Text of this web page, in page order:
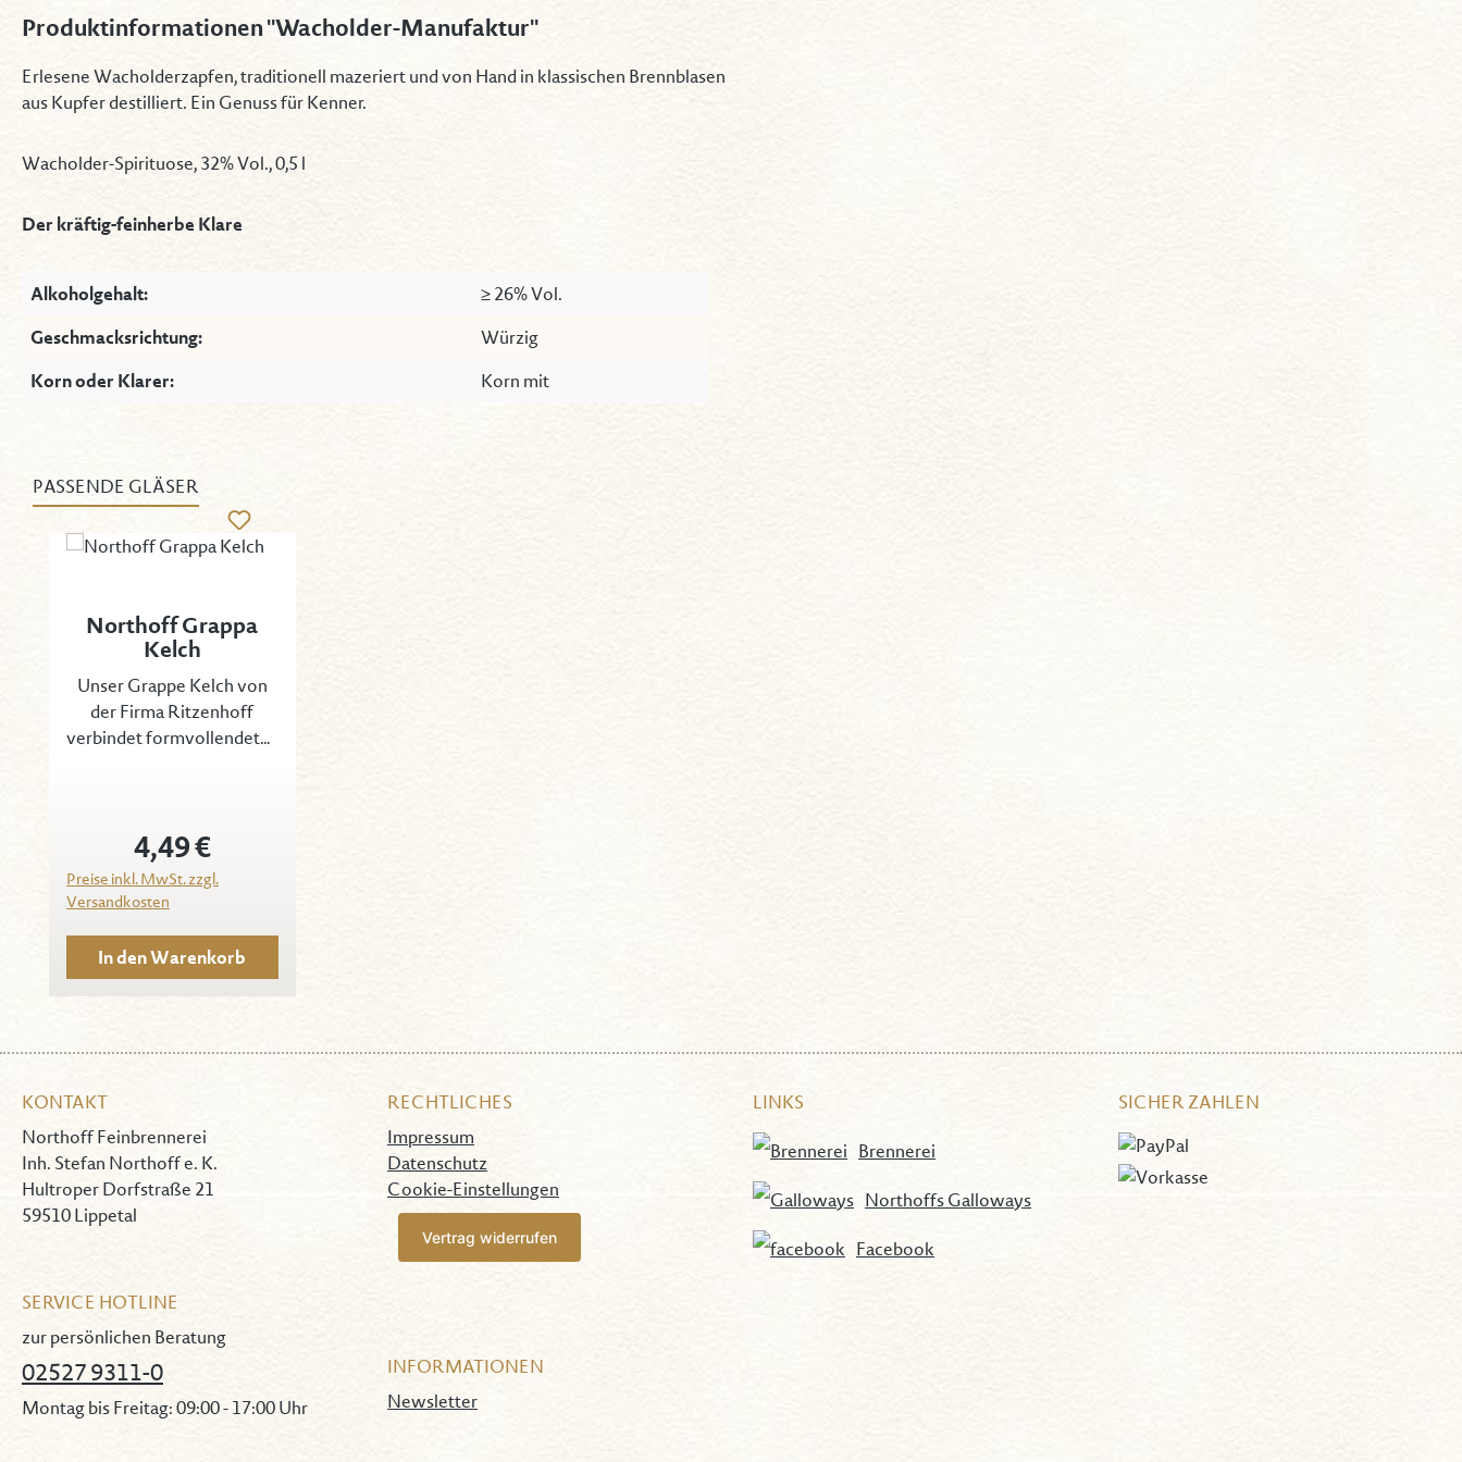
Produktinformationen "Wacholder-Manufaktur"
Erlesene Wacholderzapfen, traditionell mazeriert und von Hand in klassischen Brennblasen
aus Kupfer destilliert. Ein Genuss für Kenner.
Wacholder-Spirituose, 32% Vol., 0,5 l
Der kräftig-feinherbe Klare
Alkoholgehalt: ≥ 26% Vol.
Geschmacksrichtung: Würzig
Korn oder Klarer: Korn mit
PASSENDE GLÄSER
Produktgalerie überspringen
Northoff Grappa
Kelch
Unser Grappe Kelch von
der Firma Ritzenhoff
verbindet formvollendetes
Produkteigenschaften für
eine optimale
Gebrauchstauglichkeit.
und brillante Kristallglas
laserbearbeitete und
Mundrand sorgt für ein
angenehmes Trinkgefühl.
Der Grappe Kelch passt
perfekt zu den edlen
Sorten unserer Handmade
Serie, z.B. zum prämierten
Regulärer Preis:
4,49 €
Preise inkl. MwSt. zzgl.
Versandkosten
In den Warenkorb
KONTAKT
Northoff Feinbrennerei
Inh. Stefan Northoff e. K.
Hultroper Dorfstraße 21
59510 Lippetal
SERVICE HOTLINE
zur persönlichen Beratung
02527 9311-0
Montag bis Freitag: 09:00 - 17:00 Uhr
RECHTLICHES
Impressum
Datenschutz
Cookie-Einstellungen
Vertrag widerrufen
INFORMATIONEN
Newsletter
LINKS
Brennerei
Northoffs Galloways
Facebook
SICHER ZAHLEN